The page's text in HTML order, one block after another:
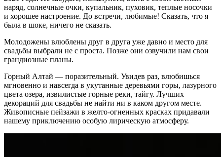
наряд, солнечные очки, купальник, пуховик, теплые носочки
и хорошее настроение. До встречи, любимые! Сказать, что я
была в шоке, ничего не сказать.
Молодожены влюблены друг в друга уже давно и место для
свадьбы выбрали не с проста. Позже они озвучили нам свои
грандиозные планы.
Горный Алтай — поразительный. Увидев раз, влюбишься
мгновенно и навсегда в укутанные деревьями горы, лазурного
цвета озера, извилистые горные реки, тайгу. Лучших
декораций для свадьбы не найти ни в каком другом месте.
Живописные пейзажи в желто-огненных красках придавали
нашему приключению особую лирическую атмосферу.